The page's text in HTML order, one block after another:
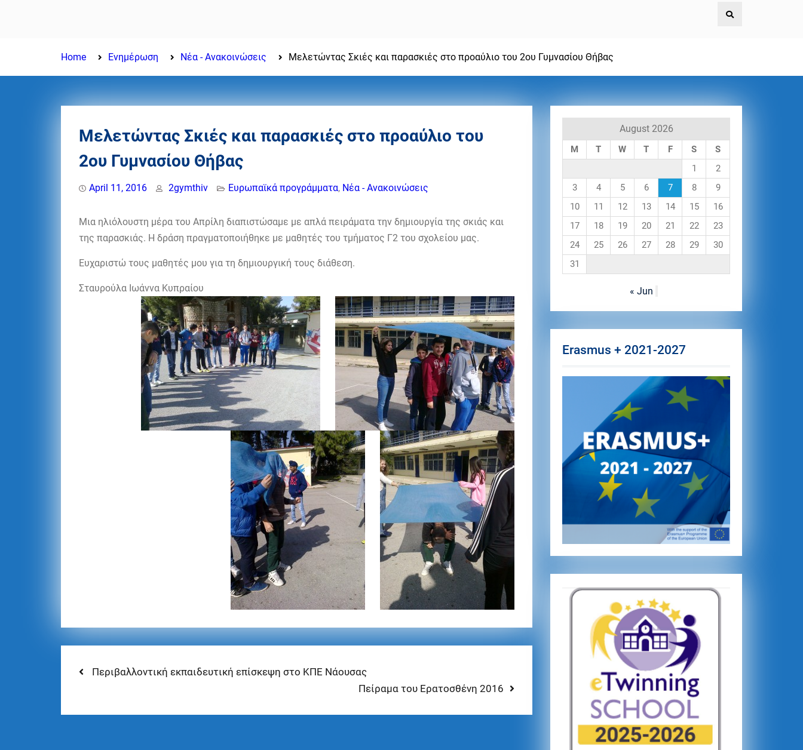
Home Ενημέρωση Νέα - Ανακοινώσεις Μελετώντας Σκιές και παρασκιές στο προαύλιο του 2ου Γυμνασίου Θήβας
Μελετώντας Σκιές και παρασκιές στο προαύλιο του
2ου Γυμνασίου Θήβας
April 11, 2016 2gymthiv Eυρωπαϊκά προγράμματα, Νέα - Ανακοινώσεις
Μια ηλιόλουστη μέρα του Απρίλη διαπιστώσαμε με απλά πειράματα την δημιουργία της σκιάς και
της παρασκιάς. Η δράση πραγματοποιήθηκε με μαθητές του τμήματος Γ2 του σχολείου μας.
Ευχαριστώ τους μαθητές μου για τη δημιουργική τους διάθεση.
Σταυρούλα Ιωάννα Κυπραίου
Περιβαλλοντική εκπαιδευτική επίσκεψη στο ΚΠΕ Νάουσας
Πείραμα του Ερατοσθένη 2016
August 2026
M T W T F S
S
1
2
3
4 5 6 7 8
9
10
11 12 13 14 15
16
17
18 19 20 21 22
23
24
25 26 27 28 29
30
31
« Jun
Erasmus + 2021-2027